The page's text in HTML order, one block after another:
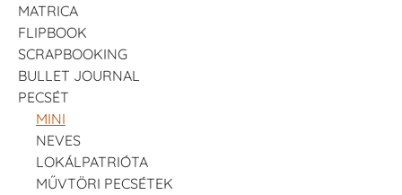
MATRICA
FLIPBOOK
SCRAPBOOKING
BULLET JOURNAL
PECSÉT
MINI
NEVES
LOKÁLPATRIÓTA
MŰVTÖRI PECSÉTEK